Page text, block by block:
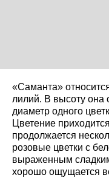
«Саманта»
лилий. В высоту она
диаметр одного
Цветение
продолжается
розовые цветки с
выраженным
хорошо ощущается